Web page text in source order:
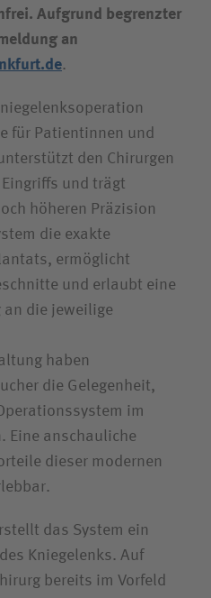
Aufgrund begrenzter
an
.
für Patientinnen und
den Chirurgen
und trägt
höheren Präzision
die exakte
ermöglicht
und erlaubt eine
die jeweilige
haben
die Gelegenheit,
im
Eine anschauliche
dieser modernen
das System ein
Kniegelenks. Auf
bereits im Vorfeld